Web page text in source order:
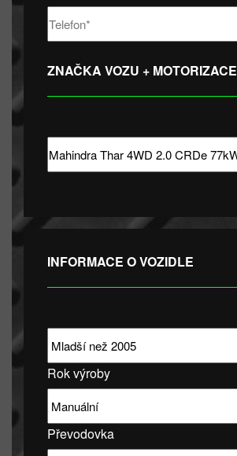
ZNAČKA VOZU + MOTORIZACE
INFORMACE O VOZIDLE
Rok výroby
Převodovka